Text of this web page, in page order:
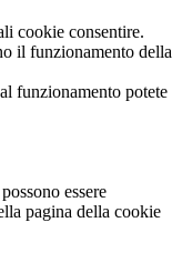
cookie consentire.
il funzionamento della
funzionamento potete
essere
pagina della cookie